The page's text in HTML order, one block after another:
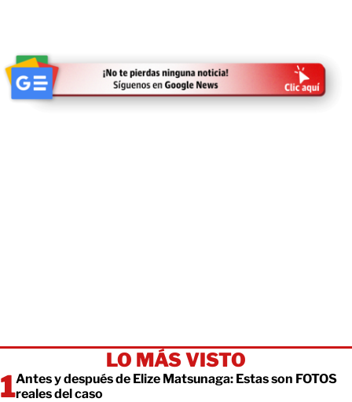
LO MÁS VISTO
Antes y después de Elize Matsunaga: Estas son FOTOS
reales del caso